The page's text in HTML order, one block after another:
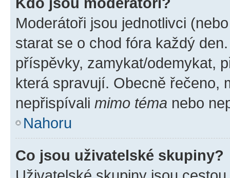
Moderátoři jsou jednotlivci
starat se o chod fóra každý
příspěvky, zamykat/odemykat,
která spravují. Obecně řečeno,
nepřispívali mimo téma nebo
Nahoru
Co jsou uživatelské skupiny?